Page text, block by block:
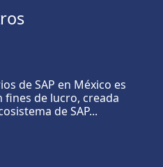
de SAP en México es
fines de lucro, creada
de SAP...